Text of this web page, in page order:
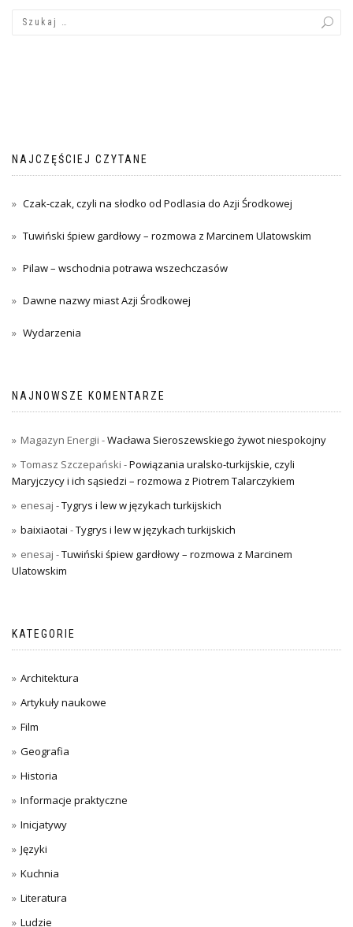
NAJCZĘŚCIEJ CZYTANE
Czak-czak, czyli na słodko od Podlasia do Azji Środkowej
Tuwiński śpiew gardłowy – rozmowa z Marcinem Ulatowskim
Pilaw – wschodnia potrawa wszechczasów
Dawne nazwy miast Azji Środkowej
Wydarzenia
NAJNOWSZE KOMENTARZE
Magazyn Energii -Wacława Sieroszewskiego żywot niespokojny
Tomasz Szczepański -Powiązania uralsko-turkijskie, czyli
Maryjczycy i ich sąsiedzi – rozmowa z Piotrem Talarczykiem
enesaj -Tygrys i lew w językach turkijskich
baixiaotai -Tygrys i lew w językach turkijskich
enesaj -Tuwiński śpiew gardłowy – rozmowa z Marcinem
Ulatowskim
KATEGORIE
Architektura
Artykuły naukowe
Film
Geografia
Historia
Informacje praktyczne
Inicjatywy
Języki
Kuchnia
Literatura
Ludzie